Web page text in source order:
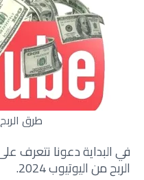
طرق
في البداية دعونا نتعرف
الربح من اليوتيوب 2024.